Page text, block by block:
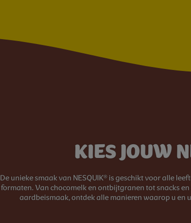
KIES JOUW
De unieke smaak van NESQUIK® is geschikt voor alle
formaten. Van chocomelk en ontbijtgranen tot snacks
aardbeismaak, ontdek alle manieren waarop u en